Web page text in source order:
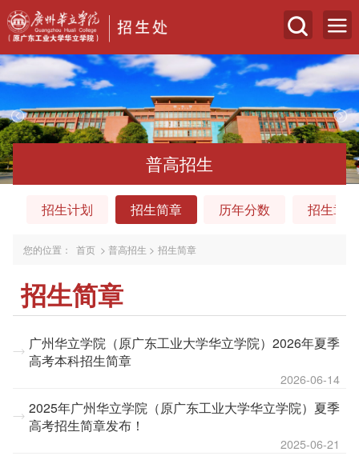
普高招生
招生计划 招生简章 历年分数 招生章程
您的位置： 首页 > 普高招生 > 招生简章
招生简章
2026-06-14
广州华立学院（原广东工业大学华立学院）2026年夏季
高考本科招生简章
2025-06-21
2025年广州华立学院（原广东工业大学华立学院）夏季
高考招生简章发布！